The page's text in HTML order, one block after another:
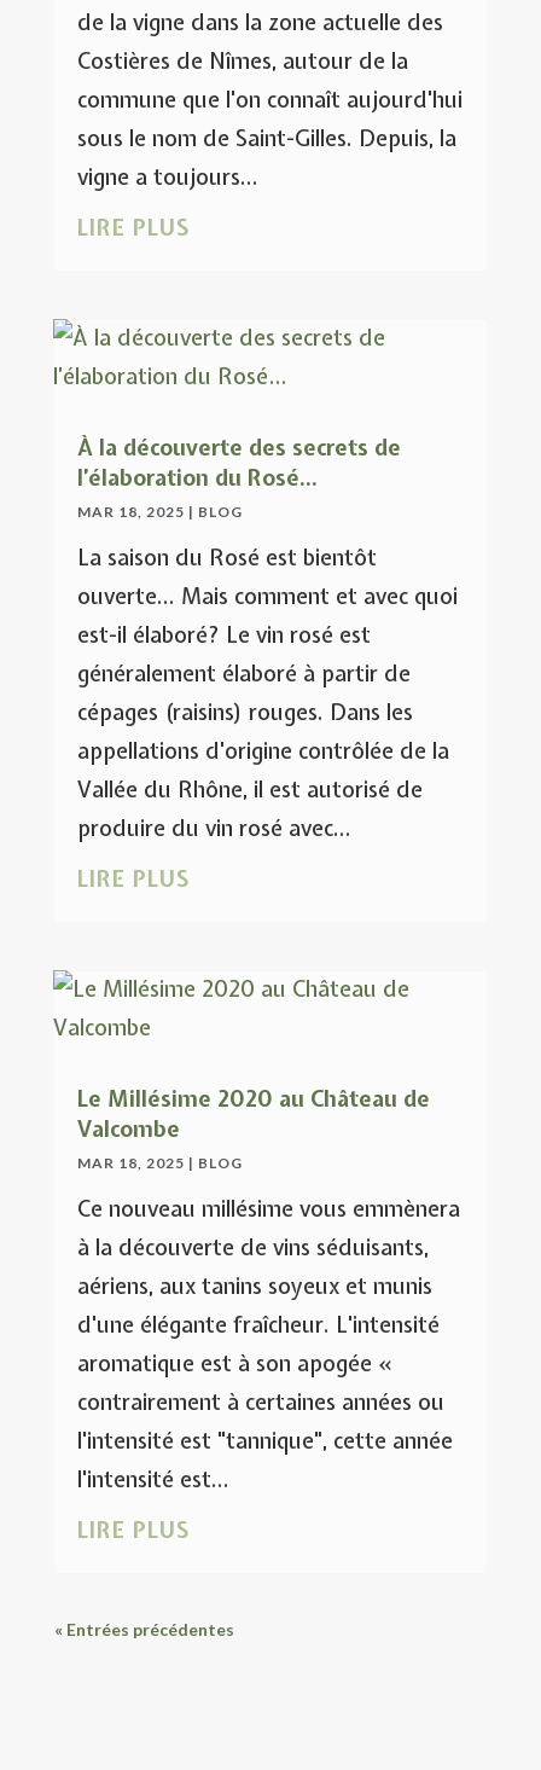
de la vigne dans la zone actuelle des
Costières de Nîmes, autour de la
commune que l'on connaît aujourd'hui
sous le nom de Saint-Gilles. Depuis, la
vigne a toujours...
LIRE PLUS
À la découverte des secrets de
l’élaboration du Rosé…
MAR 18, 2025 | BLOG
La saison du Rosé est bientôt
ouverte... Mais comment et avec quoi
est-il élaboré? Le vin rosé est
généralement élaboré à partir de
cépages (raisins) rouges. Dans les
appellations d'origine contrôlée de la
Vallée du Rhône, il est autorisé de
produire du vin rosé avec...
LIRE PLUS
Le Millésime 2020 au Château de
Valcombe
MAR 18, 2025 | BLOG
Ce nouveau millésime vous emmènera
à la découverte de vins séduisants,
aériens, aux tanins soyeux et munis
d'une élégante fraîcheur. L'intensité
aromatique est à son apogée «
contrairement à certaines années ou
l'intensité est "tannique", cette année
l'intensité est...
LIRE PLUS
« Entrées précédentes